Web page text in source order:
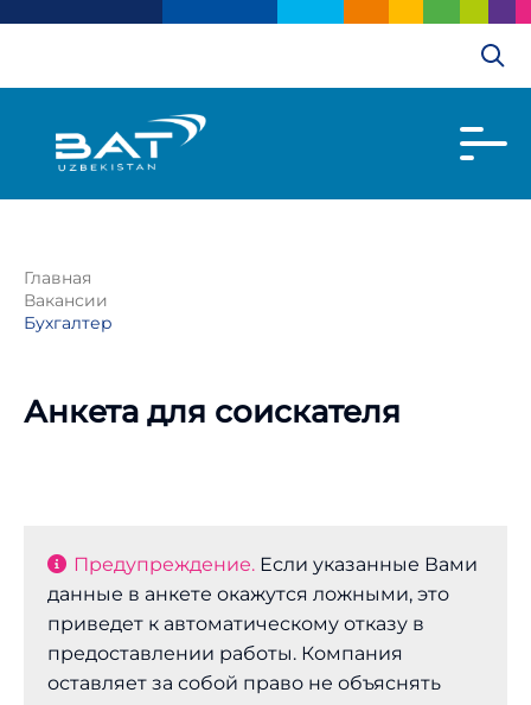
Главная
Вакансии
Бухгалтер
Анкета для соискателя
Предупреждение. Если указанные Вами
данные в анкете окажутся ложными, это
приведет к автоматическому отказу в
предоставлении работы. Компания
оставляет за собой право не объяснять